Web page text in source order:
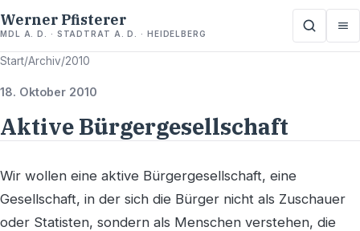
Werner Pfisterer
MDL A. D. · STADTRAT A. D. · HEIDELBERG
Start/Archiv/2010
18. Oktober 2010
Aktive Bürgergesellschaft
Wir wollen eine aktive Bürgergesellschaft, eine
Gesellschaft, in der sich die Bürger nicht als Zuschauer
oder Statisten, sondern als Menschen verstehen, die